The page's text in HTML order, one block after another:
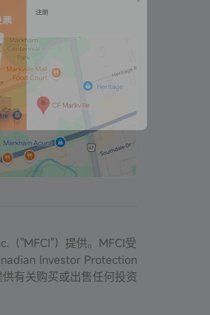
"MFCI"）提供。MFCI受
Investor Protection
有关购买或出售任何投资